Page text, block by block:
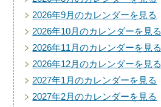
2026年9月のカレンダーを見る
2026年10月のカレンダーを見る
2026年11月のカレンダーを見る
2026年12月のカレンダーを見る
2027年1月のカレンダーを見る
2027年2月のカレンダーを見る